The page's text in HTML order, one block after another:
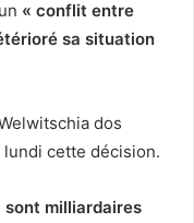
« conflit entre
sa situation
dos
lundi cette décision.
sont milliardaires